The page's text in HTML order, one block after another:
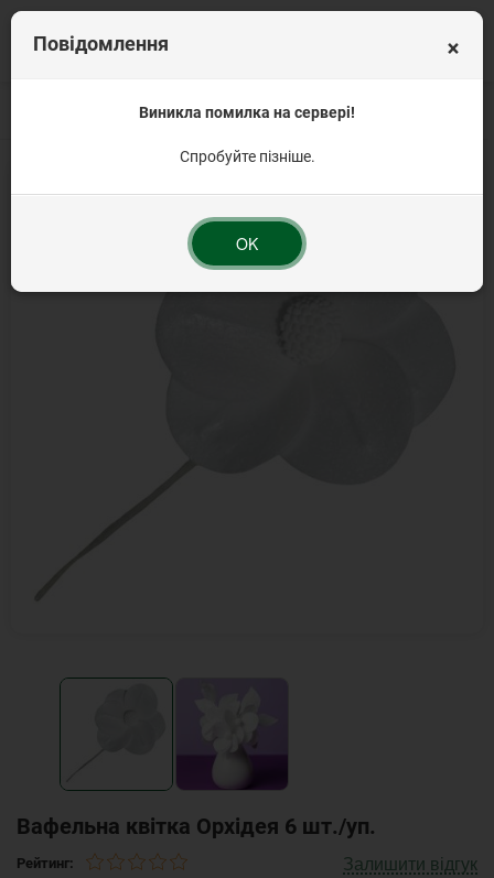
Цукрові прикраси Вафельний декор Вафельна квітка
Вафельна квітка Орхідея 6 шт./уп.
Рейтинг: Залишити відгук
×
Повідомлення
Виникла помилка на сервері!
Спробуйте пізніше.
OK